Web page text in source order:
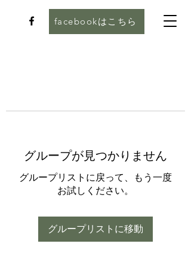
facebookはこちら
グループが見つかりません
グループリストに戻って、もう一度
お試しください。
グループリストに移動